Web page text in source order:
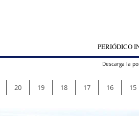
PERIÓDICO
Descarga la
20 19 18 17 16 15